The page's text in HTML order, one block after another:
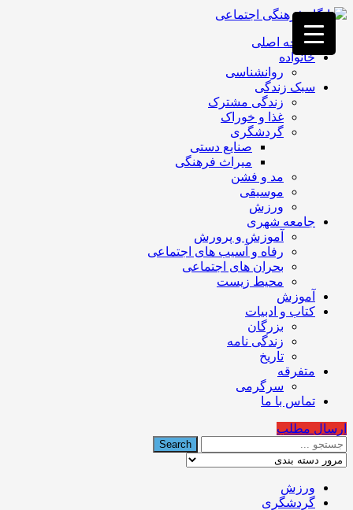
فصد
خون
غرب
تهران
خشکشویی
تصفیه
تهران
صفحه اصلی
خانواده
روانشناسی
سبک زندگی
زندگی مشترک
غذا و خوراک
گردشگری
صنایع دستی
میراث فرهنگی
مد و فشن
موسیقی
ورزش
جامعه شهری
آموزش و پرورش
رفاه و آسیب های اجتماعی
بحران های اجتماعی
محیط زیست
آموزش
کتاب و ادبیات
بزرگان
زندگی نامه
تاریخ
متفرقه
سرگرمی
تماس با ما
ارسال مطلب
ورزش
گردشگری